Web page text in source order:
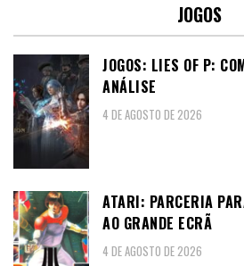
JOGOS
JOGOS: LIES OF P:
ANÁLISE
4 DE AGOSTO DE 2026
ATARI: PARCERIA
AO GRANDE ECRÃ
4 DE AGOSTO DE 2026